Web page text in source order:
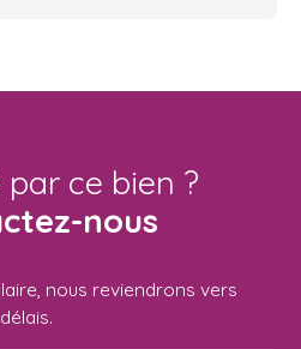
par ce bien ?
nous
nous reviendrons vers